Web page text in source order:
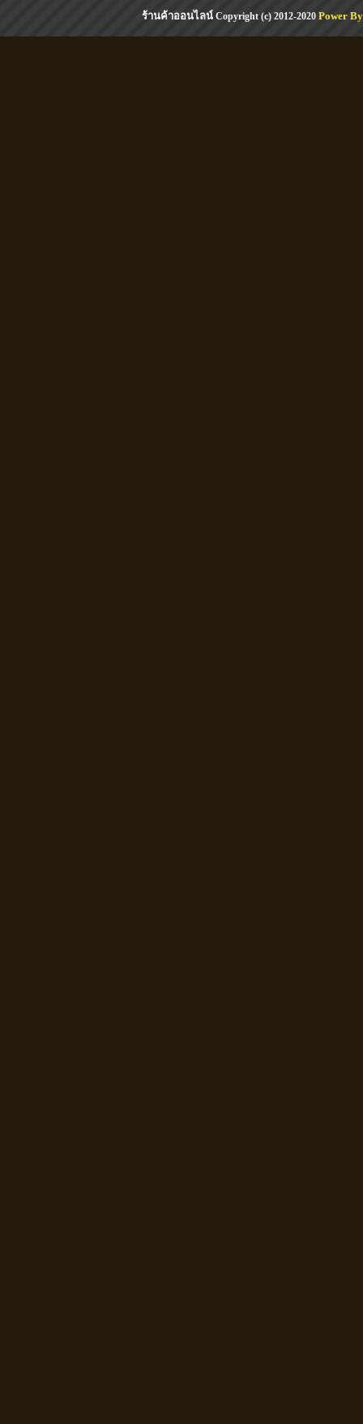
ร้านค้าออนไลน์ Copyright (c) 2012-2020 Power